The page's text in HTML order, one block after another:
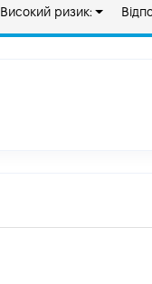
Високий ризик: